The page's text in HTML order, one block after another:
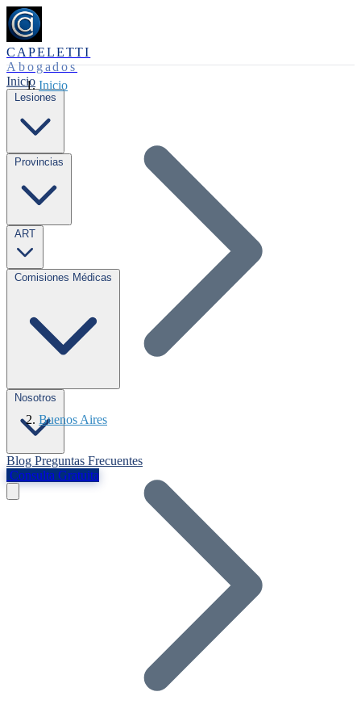
CAPELETTI
Abogados
Inicio
Blog Preguntas Frecuentes
Consulta Gratuita
Inicio
Buenos Aires